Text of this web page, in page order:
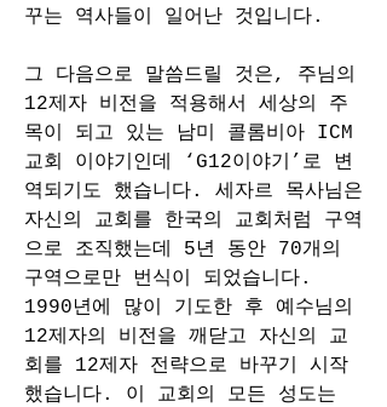
꾸는 역사들이 일어난 것입니다.
그 다음으로 말씀드릴 것은, 주님의
12제자 비전을 적용해서 세상의 주
목이 되고 있는 남미 콜롬비아 ICM
교회 이야기인데 ‘G12이야기’로 변
역되기도 했습니다. 세자르 목사님은
자신의 교회를 한국의 교회처럼 구역
으로 조직했는데 5년 동안 70개의
구역으로만 번식이 되었습니다.
1990년에 많이 기도한 후 예수님의
12제자의 비전을 깨닫고 자신의 교
회를 12제자 전략으로 바꾸기 시작
했습니다. 이 교회의 모든 성도는